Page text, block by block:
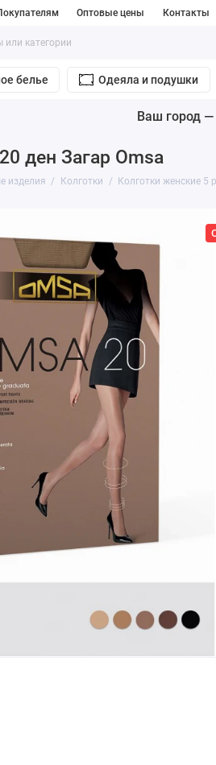
Оптовые цены Контакты
белье Одеяла и подушки
Ваш город —
ден Загар Omsa
изделия Колготки Колготки женские 5